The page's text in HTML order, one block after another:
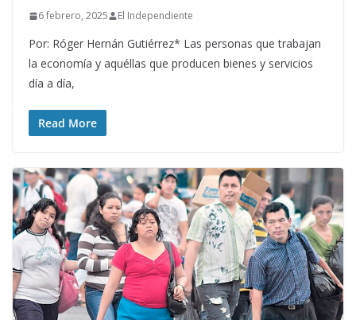
6 febrero, 2025 El Independiente
Por: Róger Hernán Gutiérrez* Las personas que trabajan
la economía y aquéllas que producen bienes y servicios
día a día,
Read More